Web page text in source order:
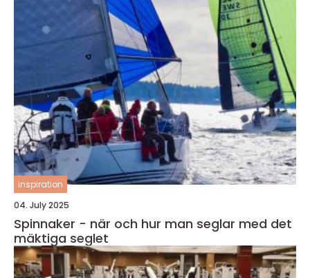
inspiration
04. July 2025
Spinnaker - när och hur man seglar med det
mäktiga seglet